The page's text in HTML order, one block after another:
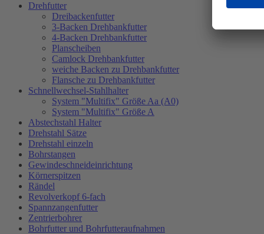
Drehfutter
Dreibackenfutter
3-Backen Drehbankfutter
4-Backen Drehbankfutter
Planscheiben
Camlock Drehbankfutter
weiche Backen zu Drehbankfutter
Flansche zu Drehbankfutter
Schnellwechsel-Stahlhalter
System "Multifix" Größe Aa (A0)
System "Multifix" Größe A
Abstechstahl Halter
Drehstahl Sätze
Drehstahl einzeln
Bohrstangen
Gewindeschneideinrichtung
Körnerspitzen
Rändel
Revolverkopf 6-fach
Spannzangenfutter
Zentrierbohrer
Bohrfutter und Bohrfutteraufnahmen